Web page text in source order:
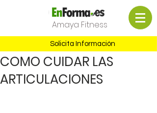
Amaya Fitness
Solicita Información
COMO CUIDAR LAS
ARTICULACIONES